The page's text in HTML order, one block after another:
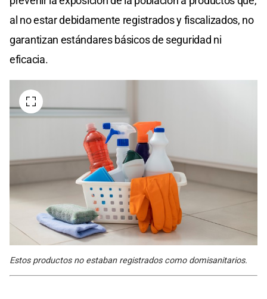
al no estar debidamente registrados y fiscalizados, no
garantizan estándares básicos de seguridad ni
eficacia.
Estos productos no estaban registrados como domisanitarios.